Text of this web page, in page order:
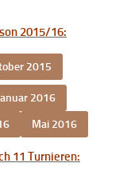
2015/16:
11 Turnieren: